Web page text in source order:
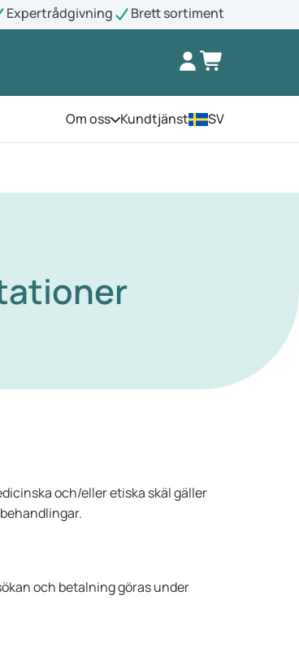
Expertrådgivning Brett sortiment
Om ossÖppna menyn
Kundtjänst SV
och/eller etiska skäl gäller
och betalning göras under